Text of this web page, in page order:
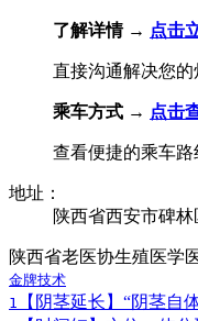
了解详情 → 点击
直接沟通解决您的
乘车方式 → 点击
查看便捷的乘车路
地址：
陕西省西安市碑林
陕西省老医协生殖医学
金牌技术
1
【阴茎延长】“阴茎自